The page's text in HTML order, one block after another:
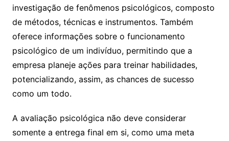
investigação de fenômenos psicológicos, composto
de métodos, técnicas e instrumentos. Também
oferece informações sobre o funcionamento
psicológico de um indivíduo, permitindo que a
empresa planeje ações para treinar habilidades,
potencializando, assim, as chances de sucesso
como um todo.
A avaliação psicológica não deve considerar
somente a entrega final em si, como uma meta